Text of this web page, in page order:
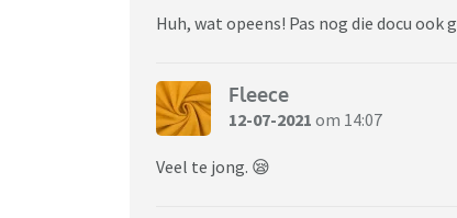
Huh, wat opeens! Pas nog die docu
Fleece
12-07-2021 om 14:07
Veel te jong. 😪